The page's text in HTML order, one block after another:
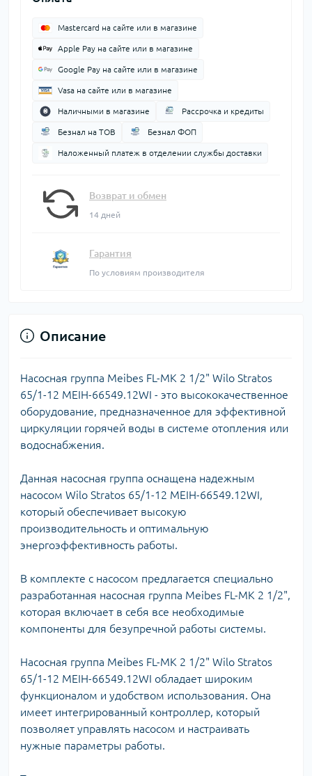
Mastercard на сайте или в магазине
Apple Pay на сайте или в магазине
Google Pay на сайте или в магазине
Vasa на сайте или в магазине
Наличными в магазине Рассрочка и кредиты
Безнал на ТОВ Безнал ФОП
Наложенный платеж в отделении службы доставки
Возврат и обмен
14 дней
Гарантия
По условиям производителя
Описание
Насосная группа Meibes FL-MK 2 1/2" Wilo Stratos
65/1-12 MEIH-66549.12WI - это высококачественное
оборудование, предназначенное для эффективной
циркуляции горячей воды в системе отопления или
водоснабжения.
Данная насосная группа оснащена надежным
насосом Wilo Stratos 65/1-12 MEIH-66549.12WI,
который обеспечивает высокую
производительность и оптимальную
энергоэффективность работы.
В комплекте с насосом предлагается специально
разработанная насосная группа Meibes FL-MK 2 1/2",
которая включает в себя все необходимые
компоненты для безупречной работы системы.
Насосная группа Meibes FL-MK 2 1/2" Wilo Stratos
65/1-12 MEIH-66549.12WI обладает широким
функционалом и удобством использования. Она
имеет интегрированный контроллер, который
позволяет управлять насосом и настраивать
нужные параметры работы.